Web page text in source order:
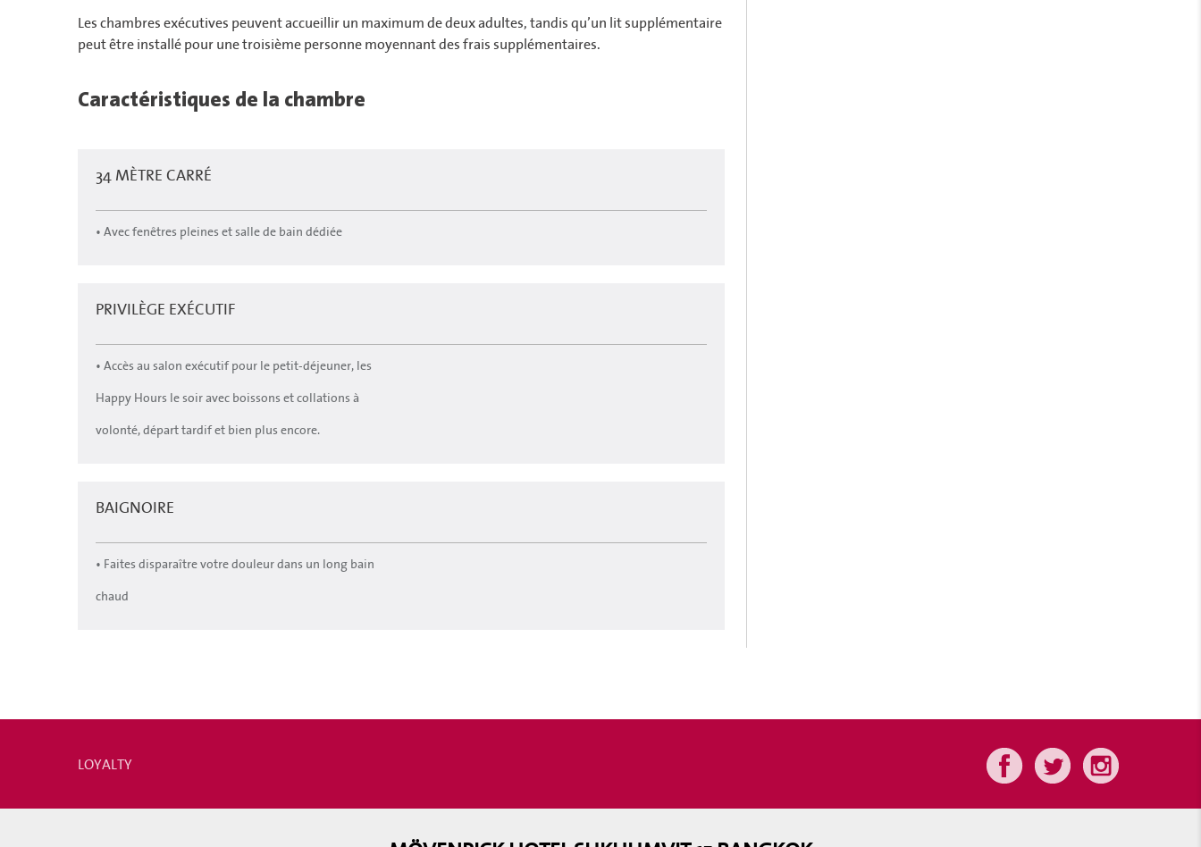
Les chambres exécutives peuvent accueillir un maximum de deux adultes, tandis qu’un lit supplémentaire
peut être installé pour une troisième personne moyennant des frais supplémentaires.
Caractéristiques de la chambre
34 MÈTRE CARRÉ
• Avec fenêtres pleines et salle de bain dédiée
PRIVILÈGE EXÉCUTIF
• Accès au salon exécutif pour le petit-déjeuner, les
Happy Hours le soir avec boissons et collations à
volonté, départ tardif et bien plus encore.
BAIGNOIRE
• Faites disparaître votre douleur dans un long bain
chaud
LOYALTY